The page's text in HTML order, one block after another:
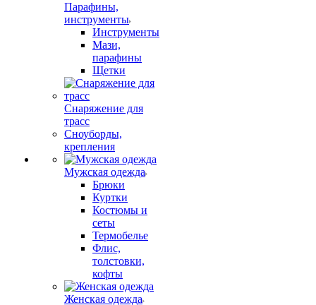
Парафины,
инструменты
Инструменты
Мази,
парафины
Щетки
Снаряжение для
трасс
Сноуборды,
крепления
Мужская одежда
Брюки
Куртки
Костюмы и
сеты
Термобелье
Флис,
толстовки,
кофты
Женская одежда